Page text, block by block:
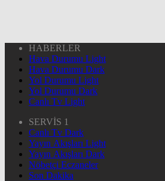
HABERLER
Hava Durumu Light
Hava Durumu Dark
Yol Durumu Light
Yol Durumu Dark
Canlı Tv Light
SERVİS 1
Canlı Tv Dark
Yayın Akışları Light
Yayın Akışları Dark
Nöbetçi Eczaneler
Son Dakika